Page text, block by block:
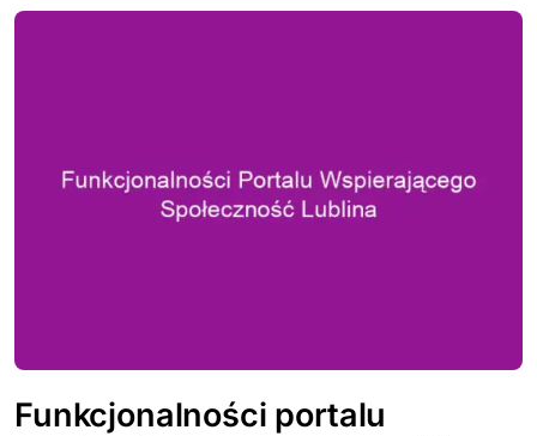
Funkcjonalności portalu